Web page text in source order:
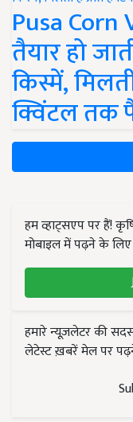
Pusa
तैयार हो
किस्में,
क्विंटल तक
हम व्हाट्सएप पर हैं!
मोबाइल में पढ़ने के
हमारे न्यूज़लेटर की
लेटेस्ट ख़बरें मेल पर